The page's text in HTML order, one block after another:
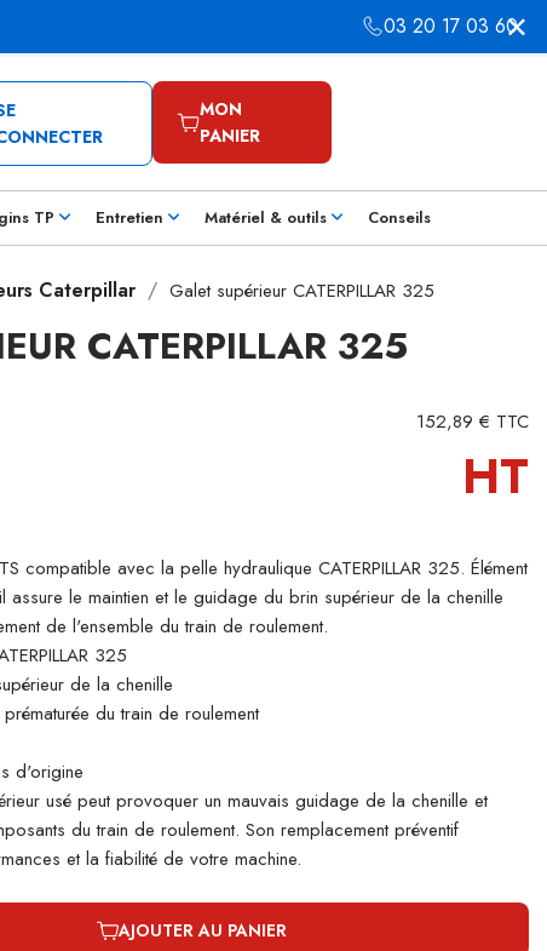
03 20 17 03 60
MON
PANIER
TP Entretien Matériel & outils Conseils
Caterpillar Galet supérieur CATERPILLAR 325
CATERPILLAR 325
152,89 € TTC
HT
compatible avec la pelle hydraulique CATERPILLAR 325. Élément
assure le maintien et le guidage du brin supérieur de la chenille
de l'ensemble du train de roulement.
325
de la chenille
du train de roulement
d'origine
usé peut provoquer un mauvais guidage de la chenille et
du train de roulement. Son remplacement préventif
et la fiabilité de votre machine.
AJOUTER AU PANIER